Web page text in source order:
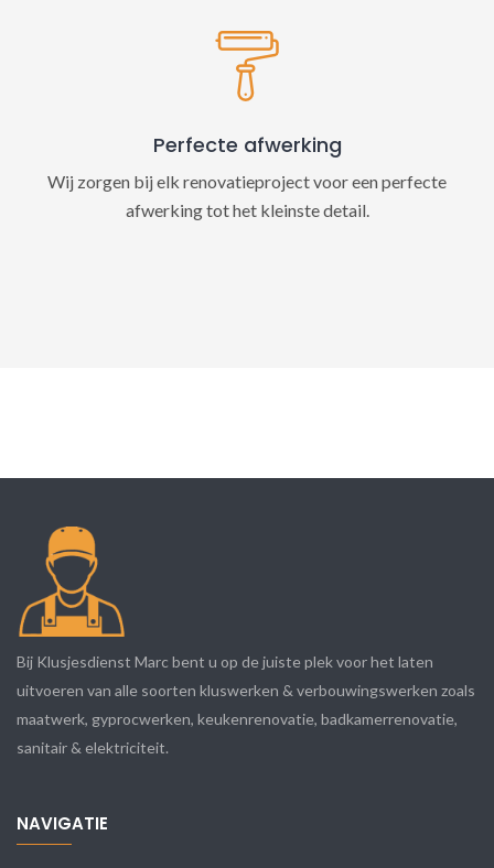
Perfecte afwerking
Wij zorgen bij elk renovatieproject voor een perfecte
afwerking tot het kleinste detail.
Bij Klusjesdienst Marc bent u op de juiste plek voor het laten
uitvoeren van alle soorten kluswerken & verbouwingswerken zoals
maatwerk, gyprocwerken, keukenrenovatie, badkamerrenovatie,
sanitair & elektriciteit.
NAVIGATIE